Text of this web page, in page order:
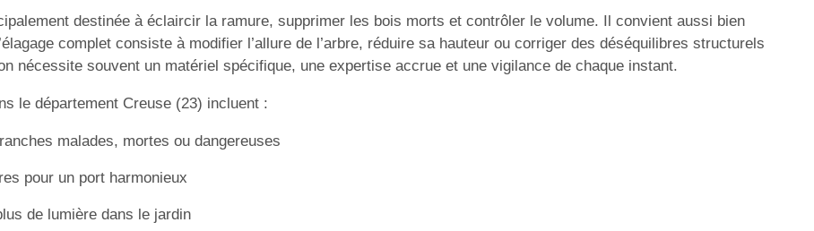
destinée à éclaircir la ramure, supprimer les bois morts et contrôler le volume. Il convient aussi bien
complet consiste à modifier l’allure de l’arbre, réduire sa hauteur ou corriger des déséquilibres structurels
nécessite souvent un matériel spécifique, une expertise accrue et une vigilance de chaque instant.
le département Creuse (23) incluent :
malades, mortes ou dangereuses
pour un port harmonieux
de lumière dans le jardin